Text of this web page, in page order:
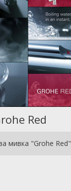
Red
мивка "Grohe Red"